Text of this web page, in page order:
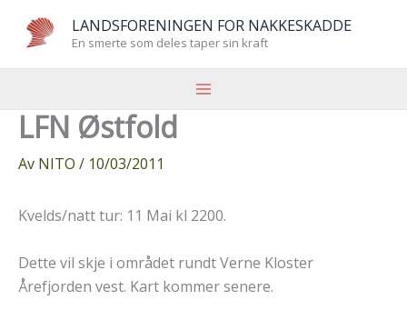
LANDSFORENINGEN FOR NAKKESKADDE
En smerte som deles taper sin kraft
LFN Østfold
Av NITO / 10/03/2011
Kvelds/natt tur: 11 Mai kl 2200.
Dette vil skje i området rundt Verne Kloster
Årefjorden vest. Kart kommer senere.